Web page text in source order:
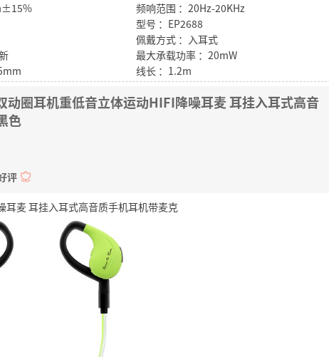
频响范围 ：20Hz-20KHz
型号 ：EP2688
佩戴方式 ：入耳式
最大承载功率 ：20mW
线长 ：1.2m
动圈耳机重低音立体运动HIFI降噪耳麦 耳挂入耳式高音
色
评
耳麦 耳挂入耳式高音质手机耳机带麦克